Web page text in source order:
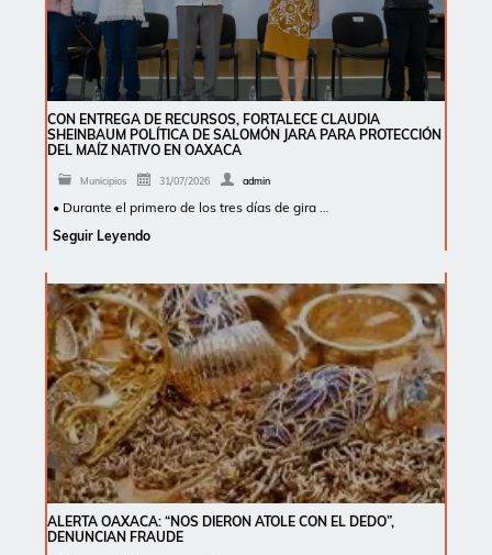
CON ENTREGA DE RECURSOS, FORTALECE CLAUDIA
SHEINBAUM POLÍTICA DE SALOMÓN JARA PARA PROTECCIÓN
DEL MAÍZ NATIVO EN OAXACA
Municipios 31/07/2026 admin
• Durante el primero de los tres días de gira …
Seguir Leyendo
ALERTA OAXACA: “NOS DIERON ATOLE CON EL DEDO”,
DENUNCIAN FRAUDE